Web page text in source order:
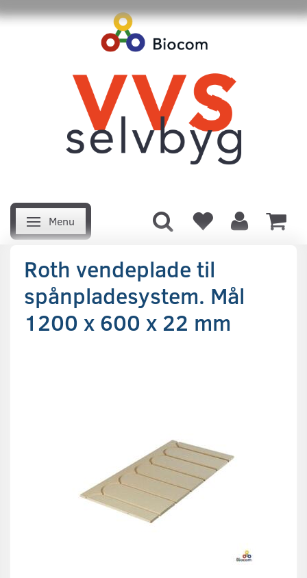
Skifte navigation
Menu
Roth vendeplade til
spånpladesystem. Mål
1200 x 600 x 22 mm